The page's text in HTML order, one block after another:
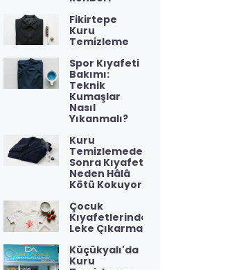
Yatak Örtüsü
Ütüleme
Ütüleme
Fikirtepe
Kuru
Temizleme
Spor Kıyafeti
Bakımı:
Teknik
Kumaşlar
Nasıl
Yıkanmalı?
Kuru
Temizlemeden
Sonra Kıyafet
Neden Hâlâ
Kötü Kokuyor?
Çocuk
Kıyafetlerinde
Leke Çıkarma
Küçükyalı'da
Kuru